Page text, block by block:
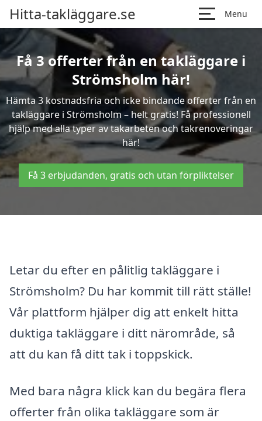
Hitta-takläggare.se Menu
Få 3 offerter från en takläggare i
Strömsholm här!
Hämta 3 kostnadsfria och icke bindande offerter från en
takläggare i Strömsholm – helt gratis! Få professionell
hjälp med alla typer av takarbeten och takrenoveringar
här!
Få 3 erbjudanden, gratis och utan förpliktelser
Letar du efter en pålitlig takläggare i
Strömsholm? Du har kommit till rätt ställe!
Vår plattform hjälper dig att enkelt hitta
duktiga takläggare i ditt närområde, så
att du kan få ditt tak i toppskick.
Med bara några klick kan du begära flera
offerter från olika takläggare som är